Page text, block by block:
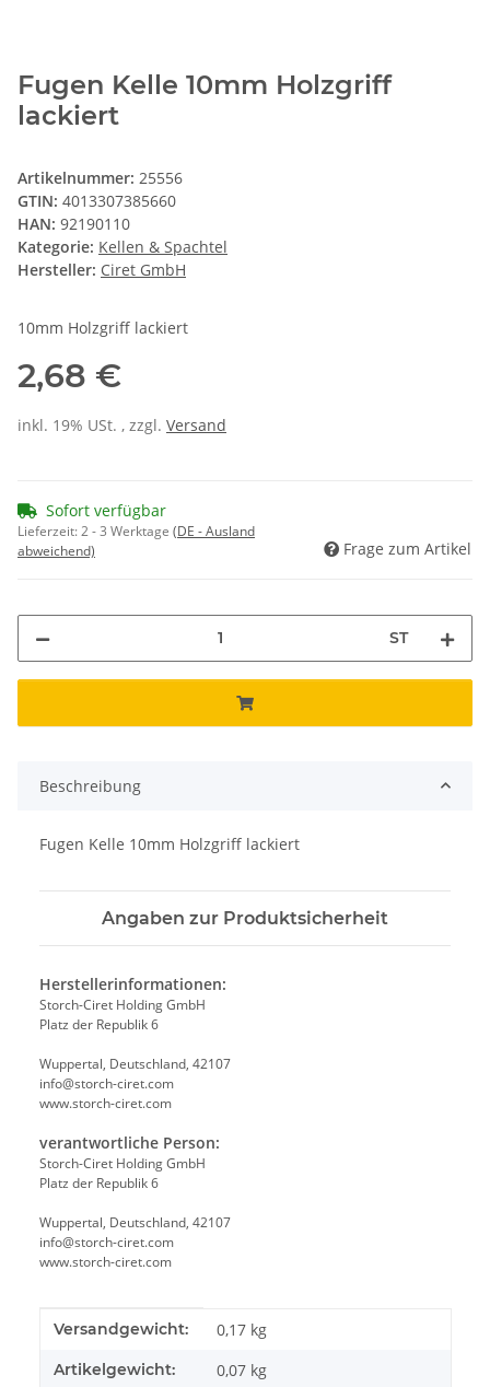
Fugen Kelle 10mm Holzgriff
lackiert
Artikelnummer: 25556
GTIN: 4013307385660
HAN: 92190110
Kategorie: Kellen & Spachtel
Hersteller: Ciret GmbH
10mm Holzgriff lackiert
2,68 €
inkl. 19% USt. , zzgl. Versand
Sofort verfügbar
Lieferzeit:2 - 3 Werktage (DE - Ausland
abweichend)
Frage zum Artikel
ST
Beschreibung
Fugen Kelle 10mm Holzgriff lackiert
Angaben zur Produktsicherheit
Herstellerinformationen:
Storch-Ciret Holding GmbH
Platz der Republik 6
Wuppertal, Deutschland, 42107
info@storch-ciret.com
www.storch-ciret.com
verantwortliche Person:
Storch-Ciret Holding GmbH
Platz der Republik 6
Wuppertal, Deutschland, 42107
info@storch-ciret.com
www.storch-ciret.com
Produkteigenschaft
Wert
Versandgewicht: 0,17 kg
Artikelgewicht: 0,07 kg